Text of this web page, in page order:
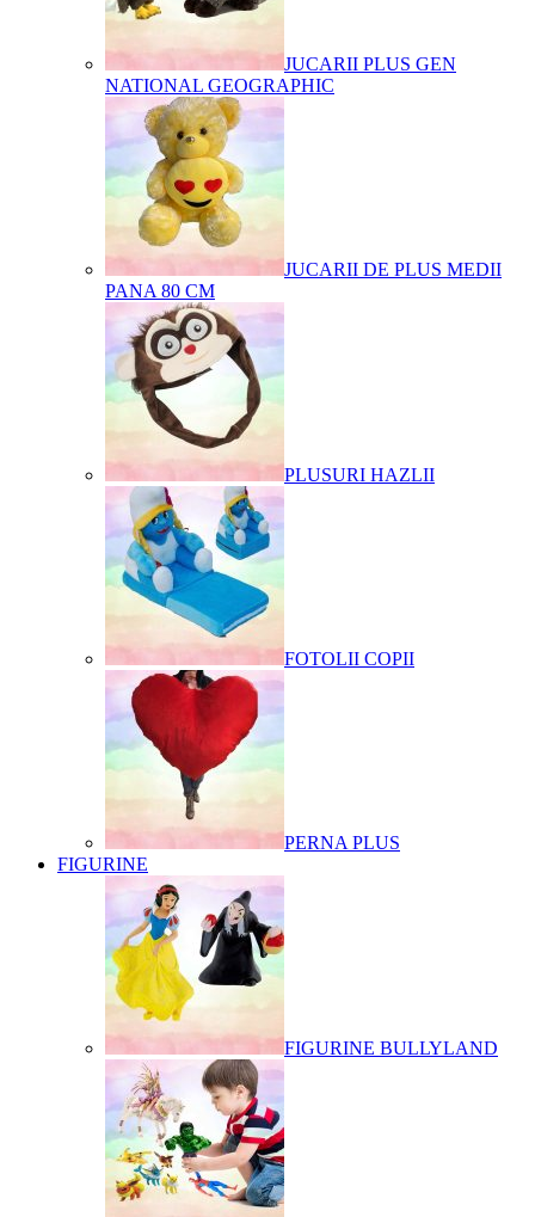
JUCARII PLUS GEN
NATIONAL GEOGRAPHIC
JUCARII DE PLUS MEDII
PANA 80 CM
PLUSURI HAZLII
FOTOLII COPII
PERNA PLUS
FIGURINE
FIGURINE BULLYLAND